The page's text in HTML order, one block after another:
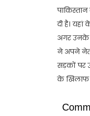
दी है।
अगर उनके
ने अपने
सड़कों पर
के खिलाफ